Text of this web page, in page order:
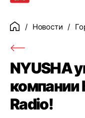
ГлавнаяНовости
NYUSHA
компании
Radio!